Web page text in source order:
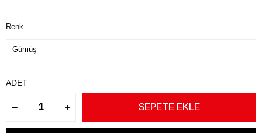
Renk
ADET